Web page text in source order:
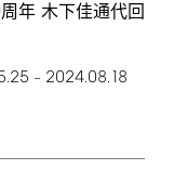
周年 木下佳通代回
– 2024.08.18